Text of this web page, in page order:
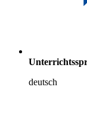
deutsch